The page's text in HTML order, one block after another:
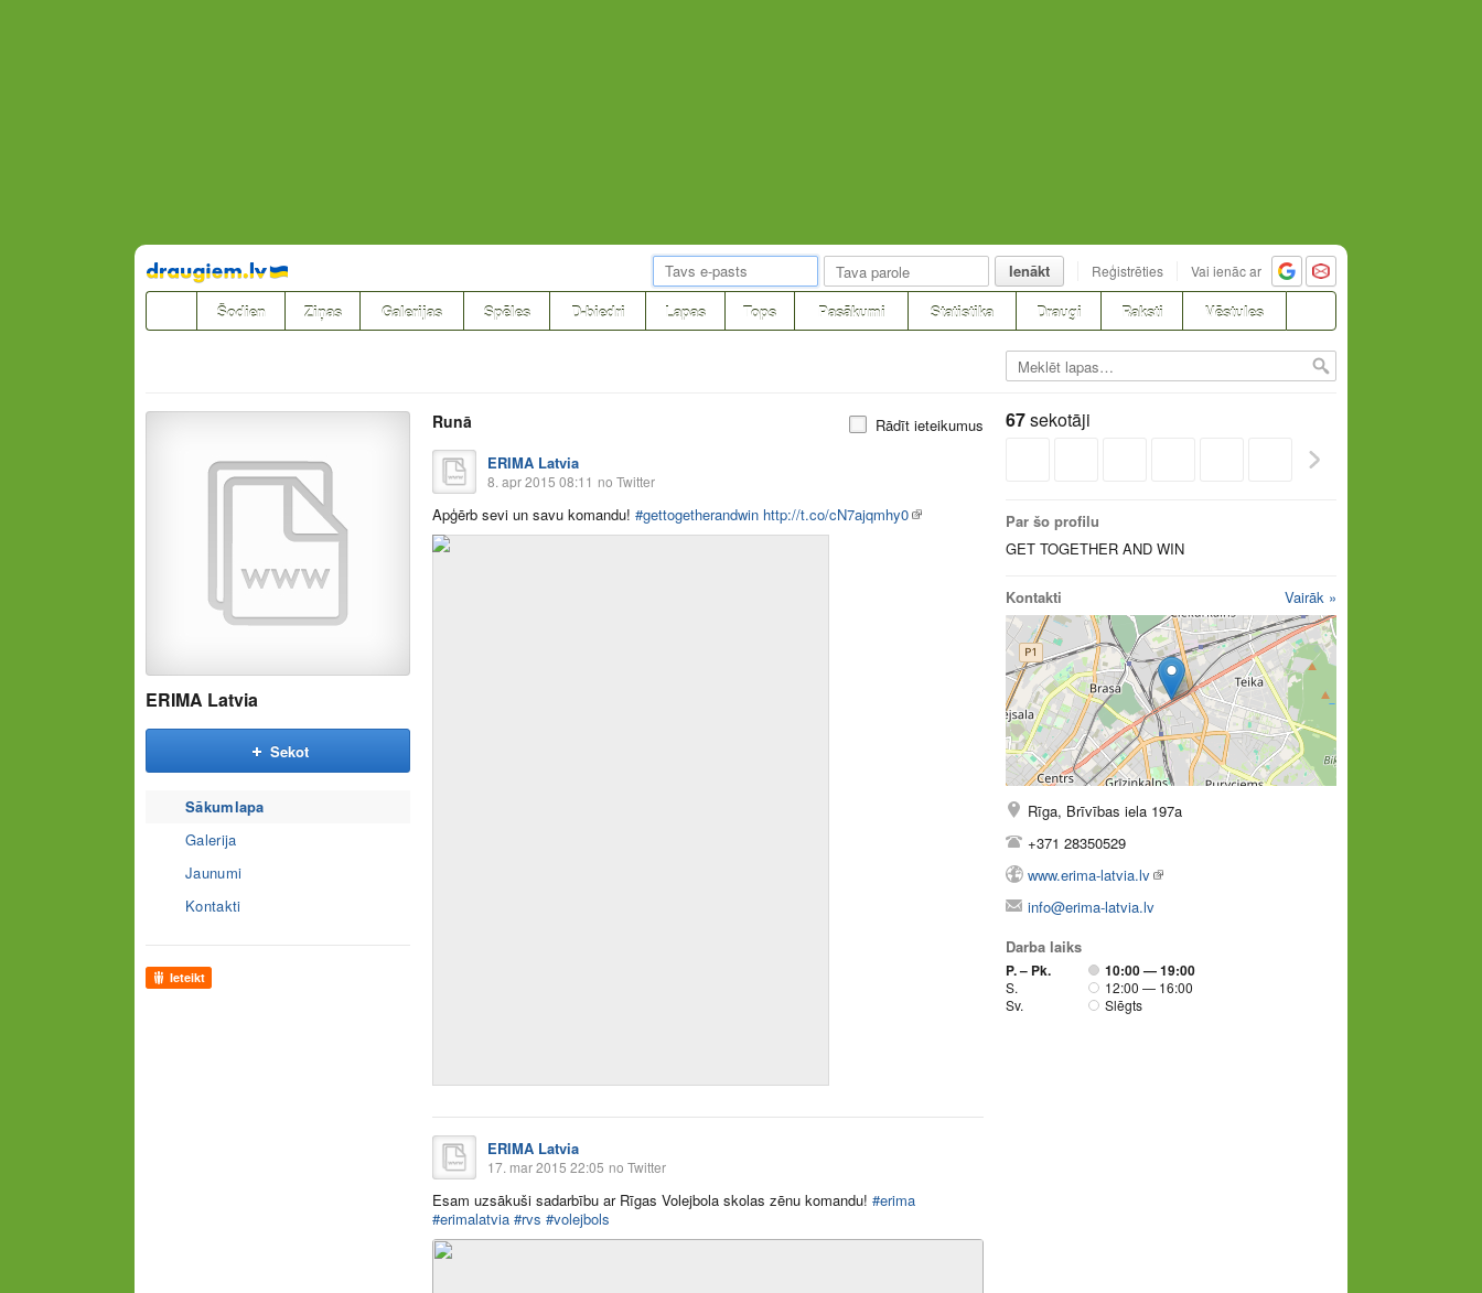
Pāriet
uz
saturu
Ienākt Reģistrēties Vai ienāc ar
Šodien Ziņas Galerijas Spēles D-biedri Lapas Tops Pasākumi Statistika Draugi Raksti Vēstules
ERIMA Latvia
Sekot
Sākumlapa
Galerija
Jaunumi
Kontakti
Ieteikt
Runā
Rādīt ieteikumus
ERIMA Latvia
8. apr 2015 08:11 no Twitter
Apģērb sevi un savu komandu! #gettogetherandwin http://t.co/cN7ajqmhy0
ERIMA Latvia
17. mar 2015 22:05 no Twitter
Esam uzsākuši sadarbību ar Rīgas Volejbola skolas zēnu komandu! #erima
#erimalatvia #rvs #volejbols
67sekotāji
Par šo profilu
GET TOGETHER AND WIN
Kontakti Vairāk »
Rīga, Brīvības iela 197a
+371 28350529
www.erima-latvia.lv
info@erima-latvia.lv
Darba laiks
P. – Pk. 10:00 — 19:00
S.
12:00 — 16:00
Sv.
Slēgts